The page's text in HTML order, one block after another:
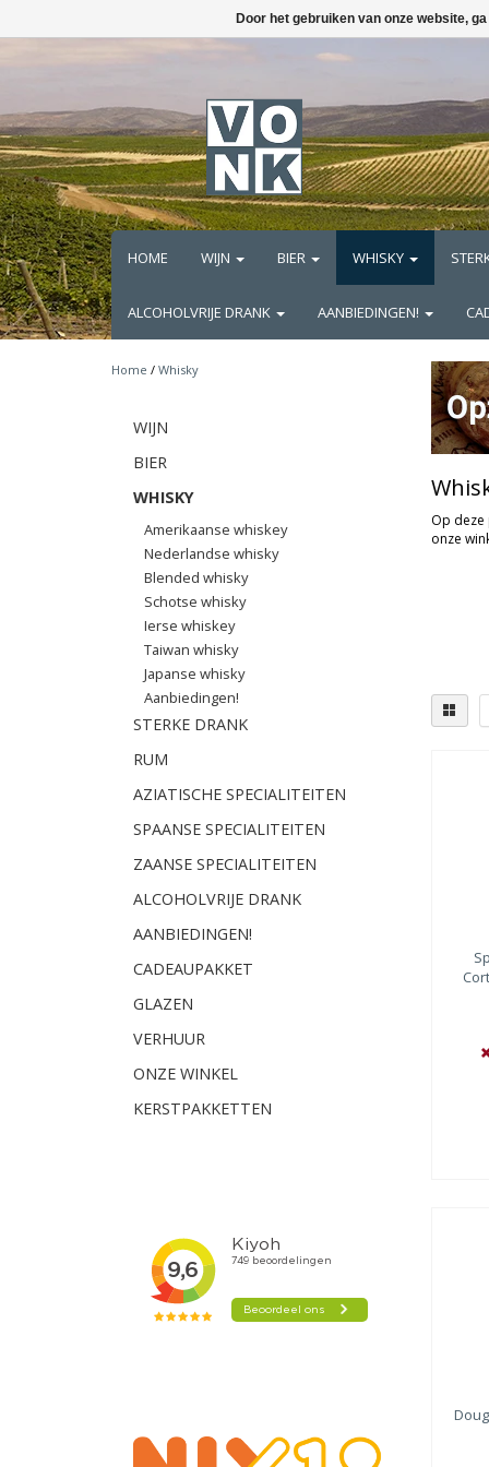
HOME WIJN BIER WHISKY
ALCOHOLVRIJE DRANK AANBIEDINGEN!
Home / Whisky
WIJN
BIER
WHISKY
Amerikaanse whiskey
Nederlandse whisky
Blended whisky
Schotse whisky
Ierse whiskey
Taiwan whisky
Japanse whisky
Aanbiedingen!
STERKE DRANK
RUM
AZIATISCHE SPECIALITEITEN
SPAANSE SPECIALITEITEN
ZAANSE SPECIALITEITEN
ALCOHOLVRIJE DRANK
AANBIEDINGEN!
CADEAUPAKKET
GLAZEN
VERHUUR
ONZE WINKEL
KERSTPAKKETTEN
Op deze
onze
Door het gebruiken van onze website,